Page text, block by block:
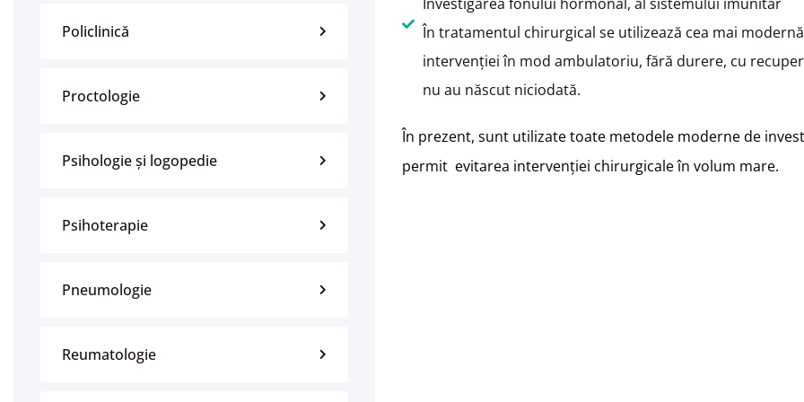
Policlinică
Proctologie
Psihologie și logopedie
Psihoterapie
Pneumologie
Reumatologie
În tratamentul chirurgical se utilizează cea mai
intervenţiei în mod ambulatoriu, fără durere, cu
nu au născut niciodată.
În prezent, sunt utilizate toate metodele moderne de
permit evitarea intervenției chirurgicale în volum mare.